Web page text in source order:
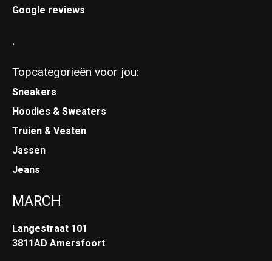
Google reviews
.
Topcategorieën voor jou:
Sneakers
Hoodies & Sweaters
Truien & Vesten
Jassen
Jeans
MARCH
Langestraat 101
3811AD Amersfoort